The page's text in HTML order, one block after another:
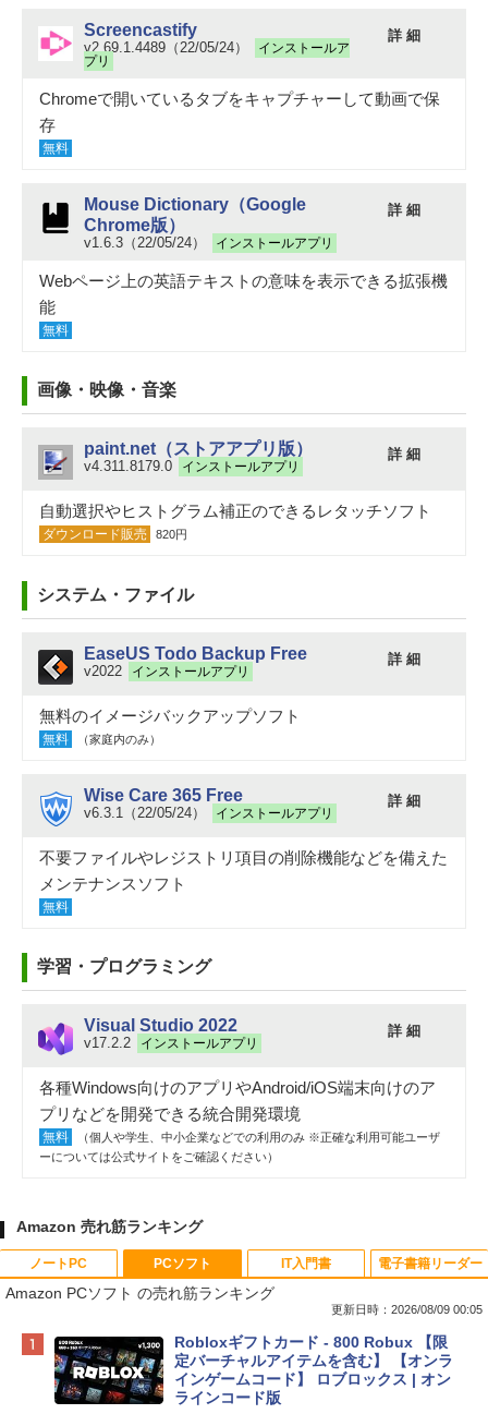
Screencastify
v2.69.1.4489（22/05/24）
インストールア
プリ
詳 細
Chromeで開いているタブをキャプチャーして動画で保
存
無料
Mouse Dictionary（Google
Chrome版）
v1.6.3（22/05/24） インストールアプリ
詳 細
Webページ上の英語テキストの意味を表示できる拡張機
能
無料
画像・映像・音楽
paint.net（ストアアプリ版）
v4.311.8179.0 インストールアプリ
詳 細
自動選択やヒストグラム補正のできるレタッチソフト
ダウンロード販売 820円
システム・ファイル
EaseUS Todo Backup Free
v2022 インストールアプリ
詳 細
無料のイメージバックアップソフト
無料 （家庭内のみ）
Wise Care 365 Free
v6.3.1（22/05/24） インストールアプリ
詳 細
不要ファイルやレジストリ項目の削除機能などを備えた
メンテナンスソフト
無料
学習・プログラミング
Visual Studio 2022
v17.2.2 インストールアプリ
詳 細
各種Windows向けのアプリやAndroid/iOS端末向けのア
プリなどを開発できる統合開発環境
無料
（個人や学生、中小企業などでの利用のみ ※正確な利用可能ユーザ
ーについては公式サイトをご確認ください）
Amazon 売れ筋ランキング
ノートPC
Apple 2026 MacBook Neo A18 Proチッ
プ搭載13インチノートブック：AIとAppl
e Intelligenceのために設計、Liquid Ret
inaディスプレイ、8GBユニファイドメモ
PCソフト
Amazon PCソフト の売れ筋ランキング
更新日時：2026/08/09 00:05
Robloxギフトカード - 800 Robux 【限
定バーチャルアイテムを含む】 【オンラ
インゲームコード】 ロブロックス | オン
ラインコード版
IT入門書 電子書籍リーダー